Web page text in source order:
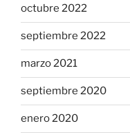
octubre 2022
septiembre 2022
marzo 2021
septiembre 2020
enero 2020